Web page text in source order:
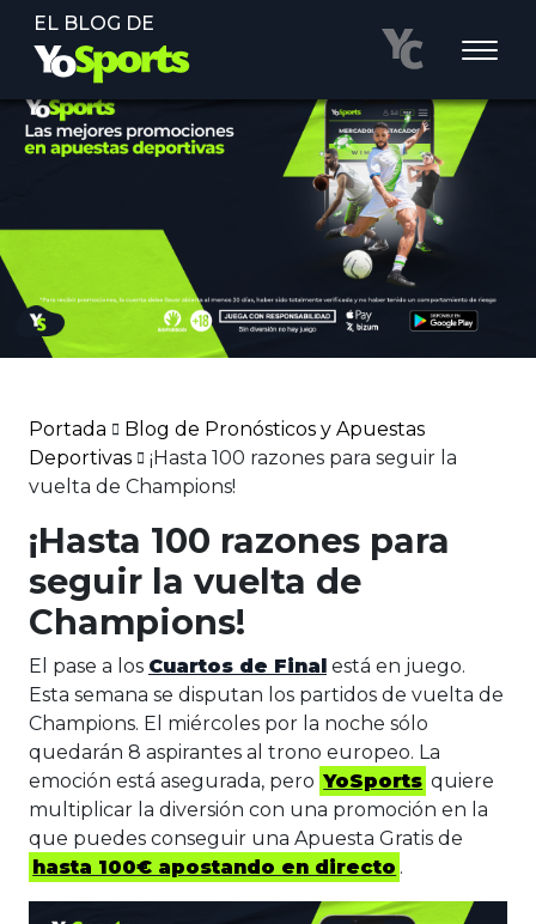
EL BLOG DE
Portada
Blog de Pronósticos y Apuestas
Deportivas
¡Hasta 100 razones para seguir la
vuelta de Champions!
¡Hasta 100 razones para
seguir la vuelta de
Champions!
El pase a los Cuartos de Final está en juego.
Esta semana se disputan los partidos de vuelta de
Champions. El miércoles por la noche sólo
quedarán 8 aspirantes al trono europeo. La
emoción está asegurada, pero YoSports quiere
multiplicar la diversión con una promoción en la
que puedes conseguir una Apuesta Gratis de
hasta 100€ apostando en directo .